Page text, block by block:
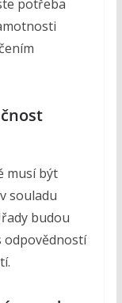
potřeba
musí být
souladu
budou
odpovědností